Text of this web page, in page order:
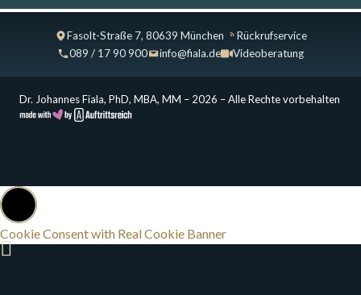
Fasolt-Straße 7, 80639 München
Rückrufservice
089 / 17 90 900
info@fiala.de Videoberatung
Dr. Johannes Fiala, PhD, MBA, MM – 2026 – Alle Rechte vorbehalten
Cookie Consent with Real Cookie Banner